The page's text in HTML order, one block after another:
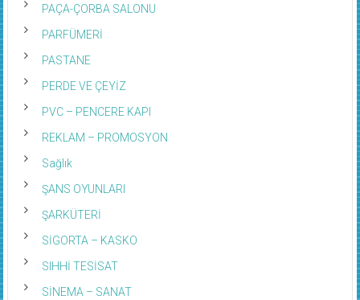
PAÇA-ÇORBA SALONU
PARFÜMERİ
PASTANE
PERDE VE ÇEYİZ
PVC – PENCERE KAPI
REKLAM – PROMOSYON
Sağlık
ŞANS OYUNLARI
ŞARKÜTERİ
SİGORTA – KASKO
SIHHİ TESİSAT
SİNEMA – SANAT